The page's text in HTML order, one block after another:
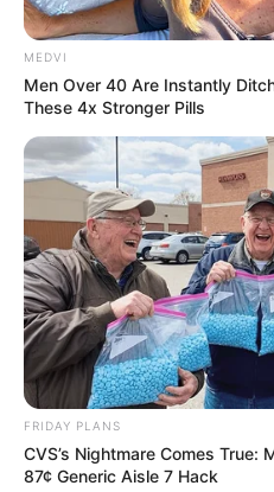
MEDVI
Men Over 40 Are Instantly
These 4x Stronger Pills
FRIDAY PLANS
CVS’s Nightmare Comes True:
87¢ Generic Aisle 7 Hack